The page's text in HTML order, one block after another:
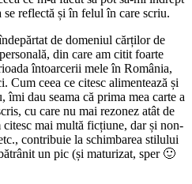
se reflectă și în felul în care scriu.
de domeniul cărților de
din care am citit foarte
întoarcerii mele în România,
Cum ceea ce citesc alimentează și
dau seama că prima mea carte a
cu care nu mai rezonez atât de
mai multă ficțiune, dar și non-
contribuie la schimbarea stilului
un pic (și maturizat, sper 🙂